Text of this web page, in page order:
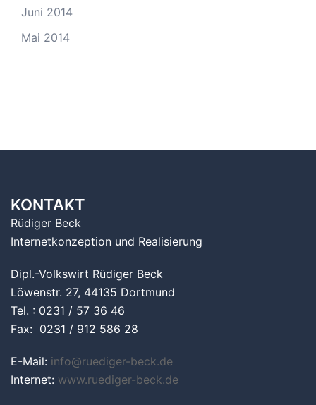
Juni 2014
Mai 2014
KONTAKT
Rüdiger Beck
Internetkonzeption und Realisierung
Dipl.-Volkswirt Rüdiger Beck
Löwenstr. 27, 44135 Dortmund
Tel. : 0231 / 57 36 46
Fax: 0231 / 912 586 28
E-Mail: info@ruediger-beck.de
Internet: www.ruediger-beck.de